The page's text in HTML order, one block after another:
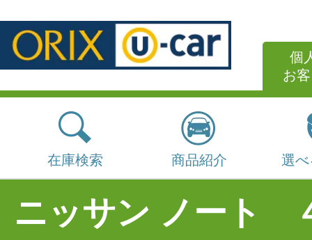
個
お
在庫検索 商品紹介 選
ニッサン ノート